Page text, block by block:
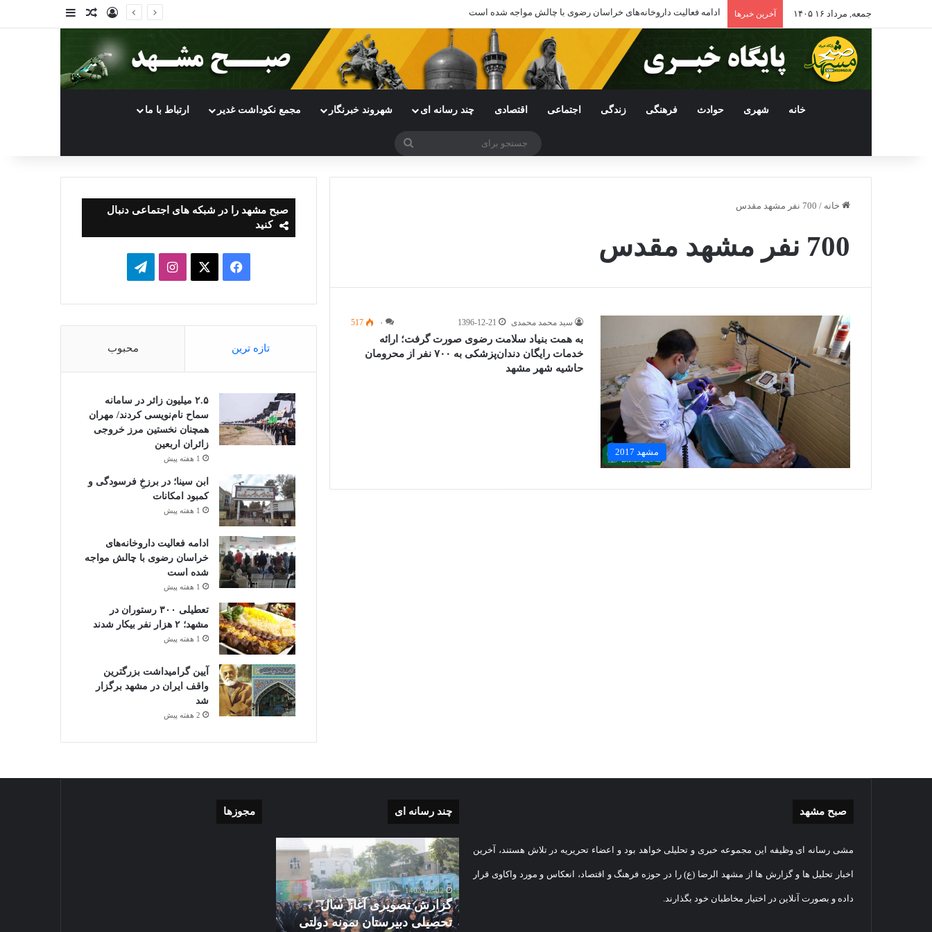
جمعه, مرداد ۱۶ ۱۴۰۵ آخرین خبرها ادامه فعالیت داروخانه‌های خراسان رضوی با چالش مواجه شده است ورودنوشته تصادفی
سایدبار
خانه شهری حوادث فرهنگی زندگی اجتماعی اقتصادی چند رسانه ای شهروند خبرنگار مجمع نکوداشت غدیر ارتباط با ما
جستجو
خانه / 700 نفر مشهد مقدس
700 نفر مشهد مقدس
مشهد 2017
سید محمد محمدی 1396-12-21 ۰ 517
به همت بنیاد سلامت رضوی صورت گرفت؛ ارائه
خدمات رایگان دندان‌پزشکی به ۷۰۰ نفر از محرومان
حاشیه شهر مشهد
صبح مشهد را در شبکه های اجتماعی دنبال
کنید
فیسبوک ایکساینستاگرامتلگرام
تازه ترین محبوب
۲.۵ میلیون زائر در سامانه
سماح نام‌نویسی کردند/ مهران
همچنان نخستین مرز خروجی
زائران اربعین
1 هفته پیش
ابن سینا؛ در برزخِ فرسودگی و
کمبود امکانات
1 هفته پیش
ادامه فعالیت داروخانه‌های
خراسان رضوی با چالش مواجه
شده است
1 هفته پیش
تعطیلی ۳۰۰ رستوران در
مشهد؛ ۲ هزار نفر بیکار شدند
1 هفته پیش
آیین گرامیداشت بزرگترین
واقف ایران در مشهد برگزار
شد
2 هفته پیش
صبح مشهد
مشی رسانه ای وظیفه این مجموعه خبری و تحلیلی خواهد بود و اعضاء تحریریه در تلاش هستند، آخرین
اخبار تحلیل ها و گزارش ها از مشهد الرضا (ع) را در حوزه فرهنگ و اقتصاد، انعکاس و مورد واکاوی قرار
داده و بصورت آنلاین در اختیار مخاطبان خود بگذارند.
چند رسانه ای
غبارروبی
نورانی
رضا(علیه
تصویری
تشییع
گزارش
تصویری
آغاز
سال
تحصیلی
دبیرستان
1403-07-02
گزارش تصویری آغاز سال
تحصیلی دبیرستان نمونه دولتی
مجوزها